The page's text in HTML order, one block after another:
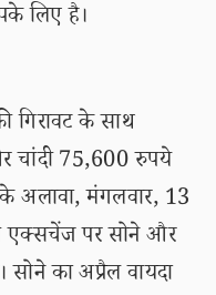
लिए है।
गिरावट के साथ
चांदी 75,600 रुपये
अलावा, मंगलवार, 13
एक्सचेंज पर सोने और
सोने का अप्रैल वायदा